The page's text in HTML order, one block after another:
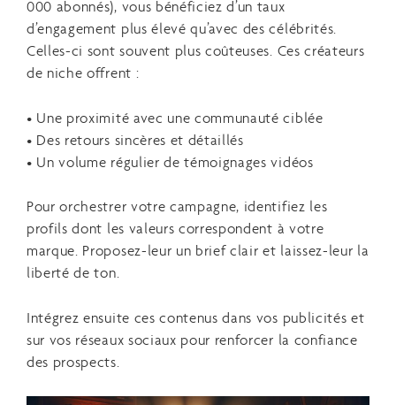
000 abonnés), vous bénéficiez d’un taux
d’engagement plus élevé qu’avec des célébrités.
Celles-ci sont souvent plus coûteuses. Ces créateurs
de niche offrent :
• Une proximité avec une communauté ciblée
• Des retours sincères et détaillés
• Un volume régulier de témoignages vidéos
Pour orchestrer votre campagne, identifiez les
profils dont les valeurs correspondent à votre
marque. Proposez-leur un brief clair et laissez-leur la
liberté de ton.
Intégrez ensuite ces contenus dans vos publicités et
sur vos réseaux sociaux pour renforcer la confiance
des prospects.